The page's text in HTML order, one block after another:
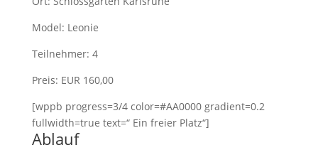
Model: Leonie
Teilnehmer: 4
Preis: EUR 160,00
[wppb progress=3/4 color=#AA0000 gradient=0.2
fullwidth=true text=“ Ein freier Platz“]
Ablauf